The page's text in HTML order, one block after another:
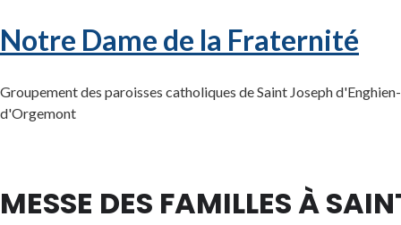
Notre Dame de la Fraternité
Groupement des paroisses catholiques de Saint Joseph
d'Orgemont
MESSE DES FAMILLES À